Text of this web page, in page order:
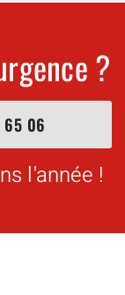
?
65 06
l'année !